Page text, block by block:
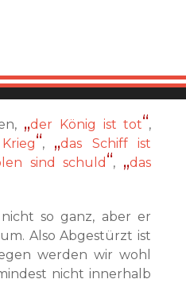
der König ist tot ,
,
das Schiff ist
sind schuld ,
das
so ganz, aber er
Also Abgestürzt ist
werden wir wohl
nicht innerhalb